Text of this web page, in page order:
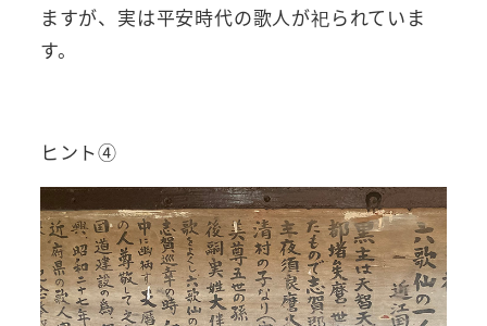
ますが、実は平安時代の歌人が祀られていま
す。
ヒント④